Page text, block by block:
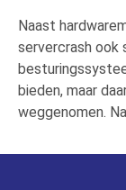
Naast
servercrash ook
bieden, maar
weggenomen.